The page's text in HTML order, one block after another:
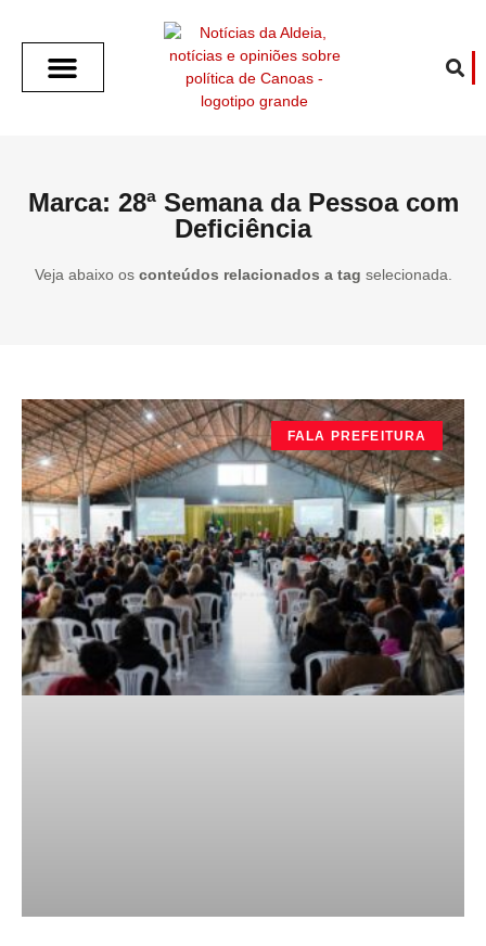
Marca: 28ª Semana da Pessoa com
Deficiência
Veja abaixo os conteúdos relacionados a tag selecionada.
FALA PREFEITURA